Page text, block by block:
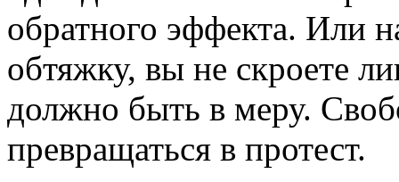
обратного эффекта. Или
обтяжку, вы не скроете
должно быть в меру.
превращаться в протест.